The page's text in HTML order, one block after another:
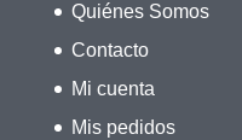
Quiénes Somos
Contacto
Mi cuenta
Mis pedidos